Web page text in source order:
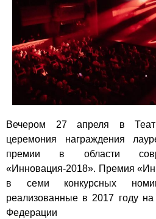
Вечером 27 апреля в
церемония награждения
премии в области
«Инновация-2018». Премия
в семи конкурсных
реализованные в 2017 году на
Федерации